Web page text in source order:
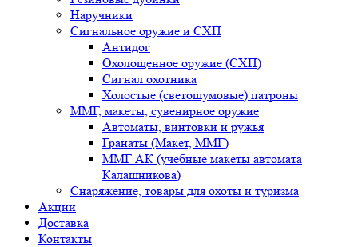
Наручники
Сигнальное оружие и СХП
Антидог
Охолощенное оружие (СХП)
Сигнал охотника
Холостые (светошумовые) патроны
ММГ, макеты, сувенирное оружие
Автоматы, винтовки и ружья
Гранаты (Макет, ММГ)
ММГ АК (учебные макеты автомата
Калашникова)
Снаряжение, товары для охоты и туризма
Акции
Доставка
Контакты